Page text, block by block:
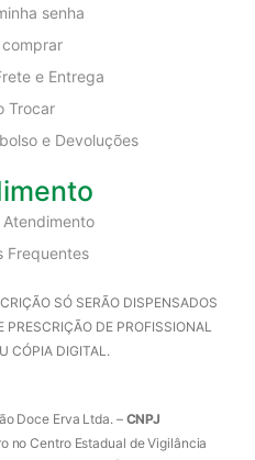
senha
comprar
e Entrega
Trocar
e Devoluções
Frequentes
SÓ SERÃO DISPENSADOS
DE PROFISSIONAL
CÓPIA DIGITAL.
Doce Erva Ltda. – CNPJ
no Centro Estadual de Vigilância